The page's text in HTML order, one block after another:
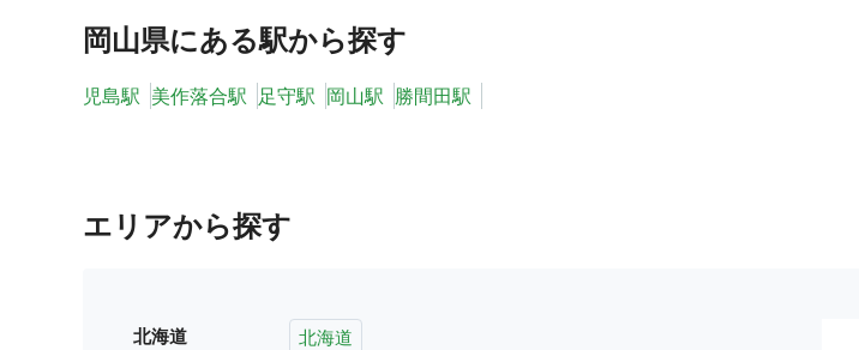
岡山県にある駅から探す
児島駅 美作落合駅 足守駅 岡山駅 勝間田駅
エリアから探す
北海道 北海道